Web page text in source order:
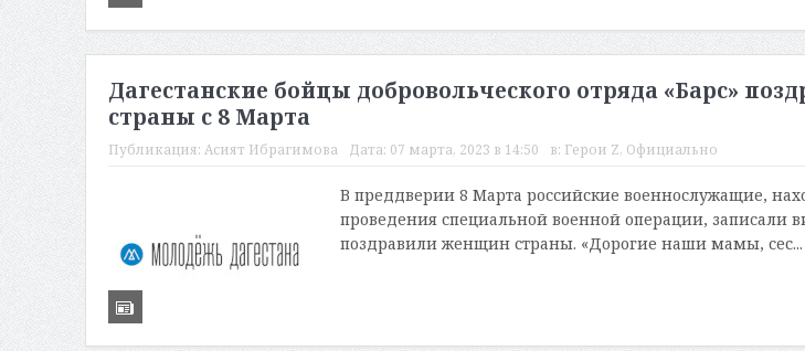
Дагестанские бойцы добровольческого отряда «Барс»
страны с 8 Марта
Публикация: Асият Ибрагимова Дата: 07 марта, 2023 в 14:50 в: Герои Z, Официально
В преддверии 8 Марта российские военнослужащие,
проведения специальной военной операции, записали
поздравили женщин страны. «Дорогие наши мамы, сес...